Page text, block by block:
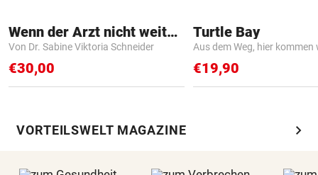
Wenn der Arzt nicht weiter weiß
Von Dr. Sabine Viktoria Schneider
€30,00
Turtle Bay
Aus dem Weg, hier kommen
€19,90
VORTEILSWELT MAGAZINE chevron_right